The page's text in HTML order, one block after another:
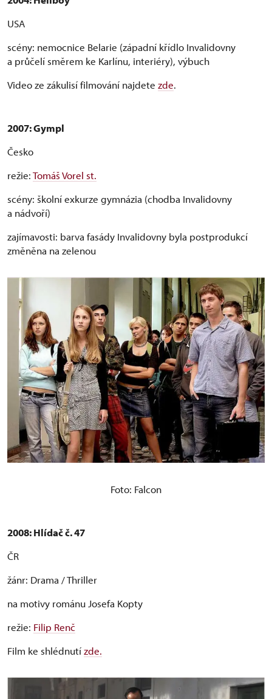
USA
scény: nemocnice Belarie (západní křídlo Invalidovny
a průčelí směrem ke Karlínu, interiéry), výbuch
Video ze zákulisí filmování najdete zde.
2007: Gympl
Česko
režie:Tomáš Vorel st.
scény: školní exkurze gymnázia (chodba Invalidovny
a nádvoří)
zajímavosti: barva fasády Invalidovny byla postprodukcí
změněna na zelenou
Foto: Falcon
2008: Hlídač č. 47
ČR
žánr: Drama / Thriller
na motivy románu Josefa Kopty
režie: Filip Renč
Film ke shlédnutízde.